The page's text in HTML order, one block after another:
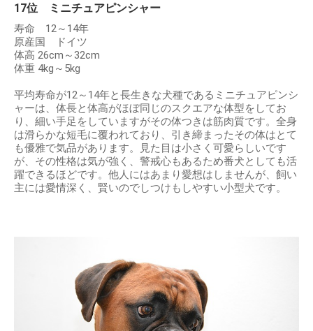
17位 ミニチュアピンシャー
寿命 12～14年
原産国 ドイツ
体高 26cm～32cm
体重 4kg～5kg
平均寿命が12～14年と長生きな犬種であるミニチュアピンシ
ャーは、体長と体高がほぼ同じのスクエアな体型をしてお
り、細い手足をしていますがその体つきは筋肉質です。全身
は滑らかな短毛に覆われており、引き締まったその体はとて
も優雅で気品があります。見た目は小さく可愛らしいです
が、その性格は気が強く、警戒心もあるため番犬としても活
躍できるほどです。他人にはあまり愛想はしませんが、飼い
主には愛情深く、賢いのでしつけもしやすい小型犬です。